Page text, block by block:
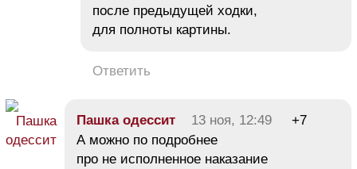
после предыдущей ходки,
для полноты картины.
Ответить
Пашка одессит 13 ноя, 12:49
+7
А можно по подробнее
про не исполненное наказание